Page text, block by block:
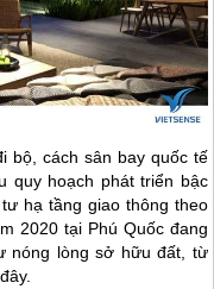
bộ, cách sân bay quốc tế
quy hoạch phát triển bậc
hạ tầng giao thông theo
2020 tại Phú Quốcđang
nóng lòng sở hữu đất, từ